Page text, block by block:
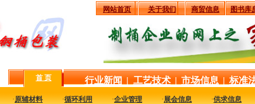
网站首页 关于我们 商贸信息 图书库
首 页 行业新闻 | 工艺技术 | 市场信息 | 标准
·原辅材料 ·循环利用 ·企业管理 ·展会信息 ·供求信息